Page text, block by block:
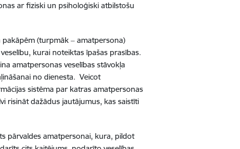
ar fiziski un psiholoģiski atbilstošu
pakāpēm (turpmāk ‒ amatpersona)
kurai noteiktas īpašas prasības.
amatpersonas veselības stāvokļa
no dienesta. Veicot
sistēma par katras amatpersonas
risināt dažādus jautājumus, kas saistīti
pārvaldes amatpersonai, kura, pildot